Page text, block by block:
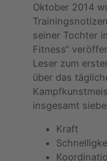
Oktober 2014
seiner Tochter
Fitness“
Leser zum
über das
insgesamt
Kraft